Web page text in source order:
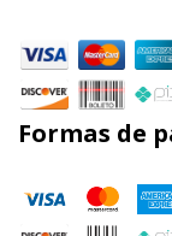
Formas de